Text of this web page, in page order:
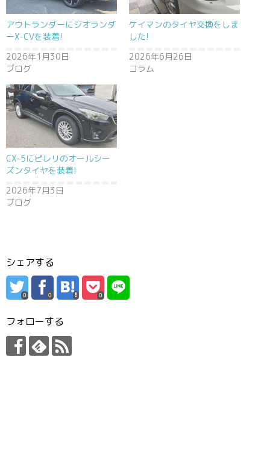
アウトランダーにジオランダ
ーX-CVを装着!
2026年1月30日
ブログ
ケイマンのタイヤ交換をしま
した!
2026年6月26日
コラム
CX-5にピレリのオールシー
ズンタイヤを装着!
2026年7月3日
ブログ
シェアする
0 0 0
フォローする